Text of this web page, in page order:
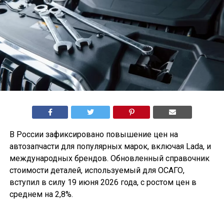
В России зафиксировано повышение цен на
автозапчасти для популярных марок, включая Lada, и
международных брендов. Обновленный справочник
стоимости деталей, используемый для ОСАГО,
вступил в силу 19 июня 2026 года, с ростом цен в
среднем на 2,8%.